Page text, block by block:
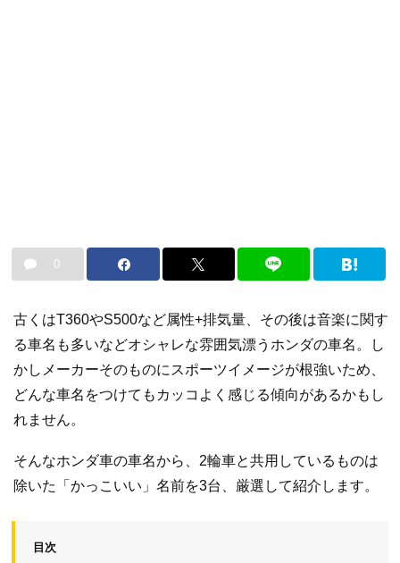
0
古くはT360やS500など属性+排気量、その後は音楽に関す
る車名も多いなどオシャレな雰囲気漂うホンダの車名。し
かしメーカーそのものにスポーツイメージが根強いため、
どんな車名をつけてもカッコよく感じる傾向があるかもし
れません。
そんなホンダ車の車名から、2輪車と共用しているものは
除いた「かっこいい」名前を3台、厳選して紹介します。
目次